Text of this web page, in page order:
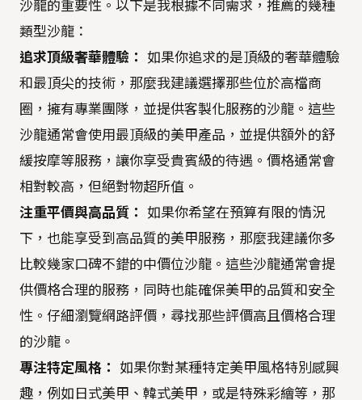
沙龍的重要性。以下是我根據不同需求，推薦的幾種
類型沙龍：
追求頂級奢華體驗： 如果你追求的是頂級的奢華體驗
和最頂尖的技術，那麼我建議選擇那些位於高檔商
圈，擁有專業團隊，並提供客製化服務的沙龍。這些
沙龍通常會使用最頂級的美甲產品，並提供額外的舒
緩按摩等服務，讓你享受貴賓級的待遇。價格通常會
相對較高，但絕對物超所值。
注重平價與高品質： 如果你希望在預算有限的情況
下，也能享受到高品質的美甲服務，那麼我建議你多
比較幾家口碑不錯的中價位沙龍。這些沙龍通常會提
供價格合理的服務，同時也能確保美甲的品質和安全
性。仔細瀏覽網路評價，尋找那些評價高且價格合理
的沙龍。
專注特定風格： 如果你對某種特定美甲風格特別感興
趣，例如日式美甲、韓式美甲，或是特殊彩繪等，那